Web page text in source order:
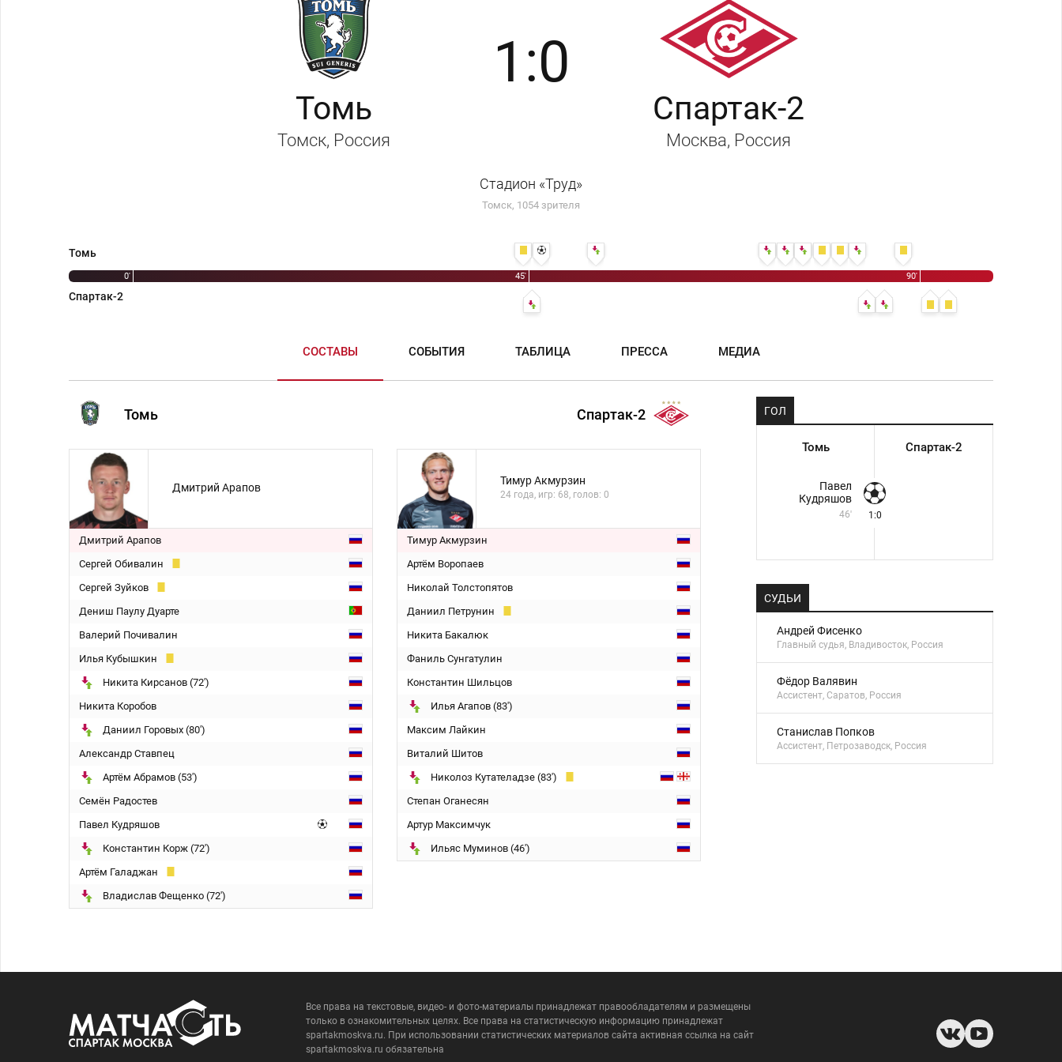
Томь
Томск, Россия
1:0
Спартак-2
Москва, Россия
Стадион «Труд»
Томск, 1054 зрителя
0' 45' 90'
Томь
Спартак-2
45' Сергей Обивалин
46' 1:0 - Павел Кудряшов 72' Илья Кубышкин - Никита Кирсанов
72' Павел Кудряшов - Константин Корж
72' Артём Галаджан - Владислав Фещенко
72' Артём Галаджан
72' Илья Кубышкин
83' Константин Шильцов - Илья Агапов
СОСТАВЫ СОБЫТИЯ ТАБЛИЦА ПРЕССА МЕДИА
Томь Спартак-2
Дмитрий Арапов
Дмитрий Арапов
Сергей Обивалин
Сергей Зуйков
Дениш Паулу Дуарте
Валерий Почивалин
Илья Кубышкин
Никита Кирсанов (72')
Никита Коробов
Даниил Горовых (80')
Александр Ставпец
Артём Абрамов (53')
Семён Радостев
Павел Кудряшов
Константин Корж (72')
Артём Галаджан
Владислав Фещенко (72')
Тимур Акмурзин
24 года, игр: 68, голов: 0
Тимур Акмурзин
Артём Воропаев
Николай Толстопятов
Даниил Петрунин
Никита Бакалюк
Фаниль Сунгатулин
Константин Шильцов
Илья Агапов (83')
Максим Лайкин
Виталий Шитов
Николоз Кутателадзе (83')
Степан Оганесян
Артур Максимчук
Ильяс Муминов (46')
ГОЛ
Томь Спартак-2
Павел
Кудряшов
46' 1:0
СУДЬИ
Андрей Фисенко
Главный судья, Владивосток, Россия
Фёдор Валявин
Ассистент, Саратов, Россия
Станислав Попков
Ассистент, Петрозаводск, Россия
Все права на текстовые, видео- и фото-материалы принадлежат правообладателям и размещены
только в ознакомительных целях. Все права на статистическую информацию принадлежат
spartakmoskva.ru. При использовании статистических материалов сайта активная ссылка на сайт
spartakmoskva.ru обязательна